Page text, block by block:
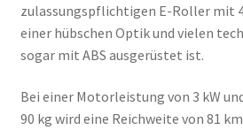
zulassungspflichtigen E-Roller mit
einer hübschen Optik und vielen
sogar mit ABS ausgerüstet ist.
Bei einer Motorleistung von 3 kW
90 kg wird eine Reichweite von 81